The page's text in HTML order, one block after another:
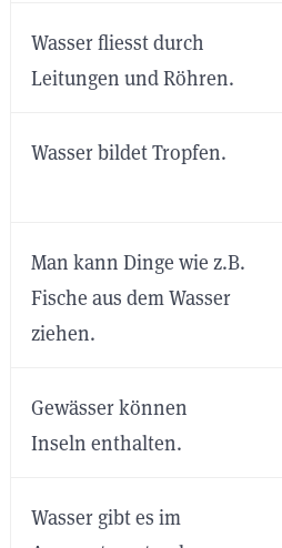
Wasser fliesst durch
Leitungen und Röhren.
Wasser bildet Tropfen.
Man kann Dinge wie z.B.
Fische aus dem Wasser
ziehen.
Gewässer können
Inseln enthalten.
Wasser gibt es im